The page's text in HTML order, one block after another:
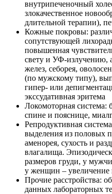
внутрипеченочный
злокачественное
длительной терапии),
Кожные покровы:
сопутствующей
повышенная
свету и УФ-излучению,
желез, себорея,
(по мужскому типу),
гипер- или
экссудативная эритема
Локомоторная система:
спине и пояснице,
Репродуктивная
выделения из половых
аменорея, сухость и
влагалища.
размеров груди, у
у женщин – увеличение
Прочие расстройства:
данных лабораторных